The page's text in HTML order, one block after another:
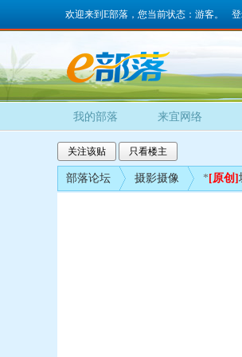
欢迎来到E部落，您当前状态：游客。
我的部落 来宜网络
关注该贴 只看楼主
部落论坛 摄影摄像 * [原创]